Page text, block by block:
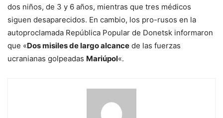
dos niños, de 3 y 6 años, mientras que tres médicos
siguen desaparecidos. En cambio, los pro-rusos en la
autoproclamada República Popular de Donetsk informaron
que «Dos misiles de largo alcance de las fuerzas
ucranianas golpeadas Mariúpol«.